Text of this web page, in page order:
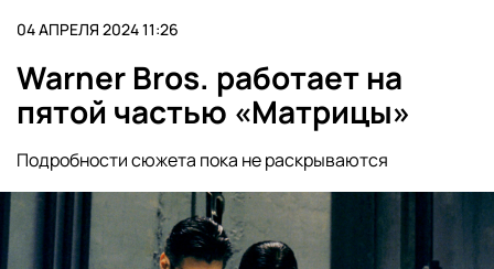
04 АПРЕЛЯ 2024 11:26
Warner Bros. работает на
пятой частью «Матрицы»
Подробности сюжета пока не раскрываются